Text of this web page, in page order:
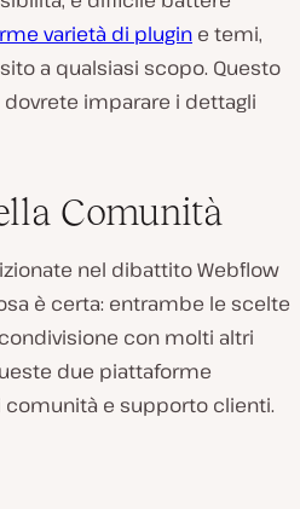
varietà di plugin e temi,
a qualsiasi scopo. Questo
imparare i dettagli
Comunità
nel dibattito Webflow
è certa: entrambe le scelte
con molti altri
due piattaforme
e supporto clienti.